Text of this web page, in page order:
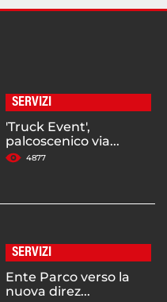
SERVIZI
'Truck Event',
palcoscenico via...
4877
SERVIZI
Ente Parco verso la
nuova direz...